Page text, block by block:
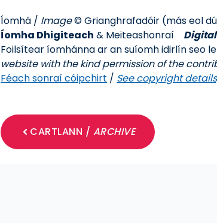
Íomhá / Image© Grianghrafadóir (más eol
Íomha Dhigiteach & Meiteashonraí
Foilsítear íomhánna ar an suíomh idirlín seo
website with the kind permission of the
Féach sonraí cóipchirt / See copyright
CARTLANN / ARCHIVE